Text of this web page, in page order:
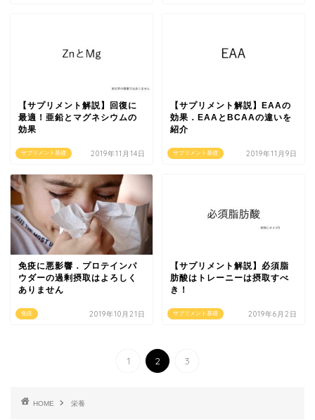
サプリメント基礎
【サプリメント解説】回復に
最適！亜鉛とマグネシウムの
効果
2019年11月14日 サプリメント基礎
【サプリメント解説】EAAの
効果．EAAとBCAAの違いを
紹介
2019年11月9日
免疫
免疫に悪影響．プロテインパ
ウダーの過剰摂取はよろしく
ありません
2019年10月21日 サプリメント基礎
【サプリメント解説】必須脂
肪酸はトレーニーは摂取すべ
き！
2019年6月2日
1 2 3
HOME 栄養